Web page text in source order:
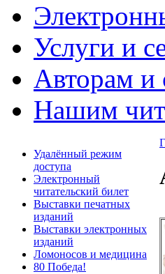
Услуги и
Авторам и
Нашим
Удалённый режим
доступа
Электронный
читательский билет
Выставки печатных
изданий
Выставки электронных
изданий
Ломоносов и медицина
80 Победа!